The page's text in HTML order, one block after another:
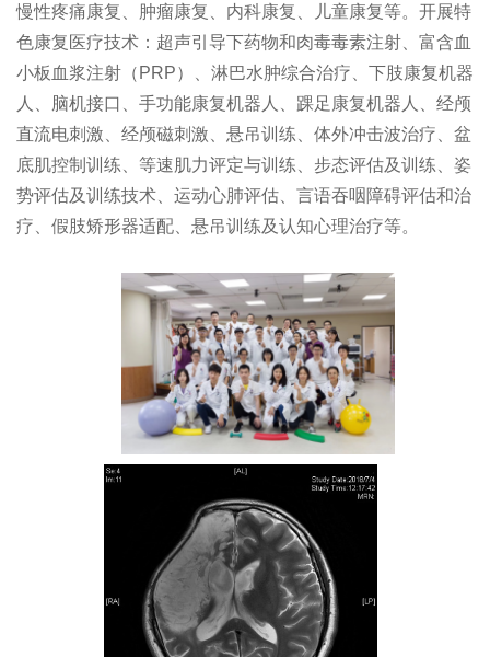
慢性疼痛康复、肿瘤康复、内科康复、儿童康复等。开展特
色康复医疗技术：超声引导下药物和肉毒毒素注射、富含血
小板血浆注射（PRP）、淋巴水肿综合治疗、下肢康复机器
人、脑机接口、手功能康复机器人、踝足康复机器人、经颅
直流电刺激、经颅磁刺激、悬吊训练、体外冲击波治疗、盆
底肌控制训练、等速肌力评定与训练、步态评估及训练、姿
势评估及训练技术、运动心肺评估、言语吞咽障碍评估和治
疗、假肢矫形器适配、悬吊训练及认知心理治疗等。